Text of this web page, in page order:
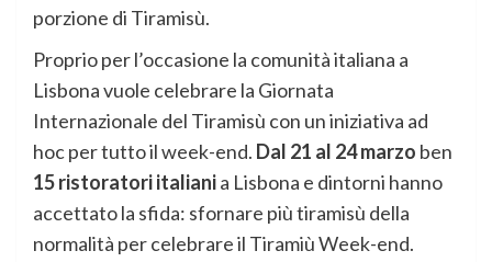
porzione di Tiramisù.
Proprio per l’occasione la comunità italiana a
Lisbona vuole celebrare la Giornata
Internazionale del Tiramisù con un iniziativa ad
hoc per tutto il week-end. Dal 21 al 24 marzo ben
15 ristoratori italiania Lisbona e dintorni hanno
accettato la sfida: sfornare più tiramisù della
normalità per celebrare il Tiramiù Week-end.